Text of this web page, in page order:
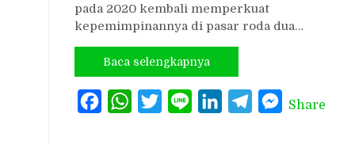
pada 2020 kembali memperkuat
kepemimpinannya di pasar roda dua…
Baca selengkapnya
FacebookWhatsAppTwitterLine LinkedInTelegramMessenger
Share